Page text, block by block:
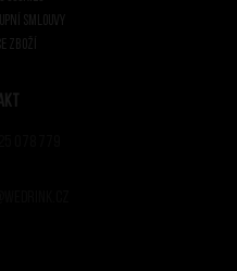
smlouvy
zboží